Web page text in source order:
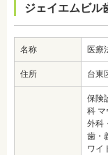
ジェイエムビル
名称 医療
住所 台東
保険
科 マ
外科
歯・
ワイ